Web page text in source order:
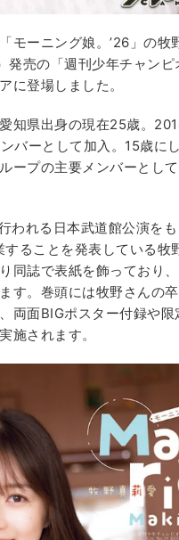
モーニング娘。’26」の牧
発売の「週刊少年チャン
に登場しました。
知県出身の現在25歳。
バーとして加入。15歳に
ープの主要メンバーとし
われる日本武道館公演を
することを発表している牧
同誌で表紙を飾っており
す。巻頭には牧野さんの
両面BIGポスター付録や限
施されます。